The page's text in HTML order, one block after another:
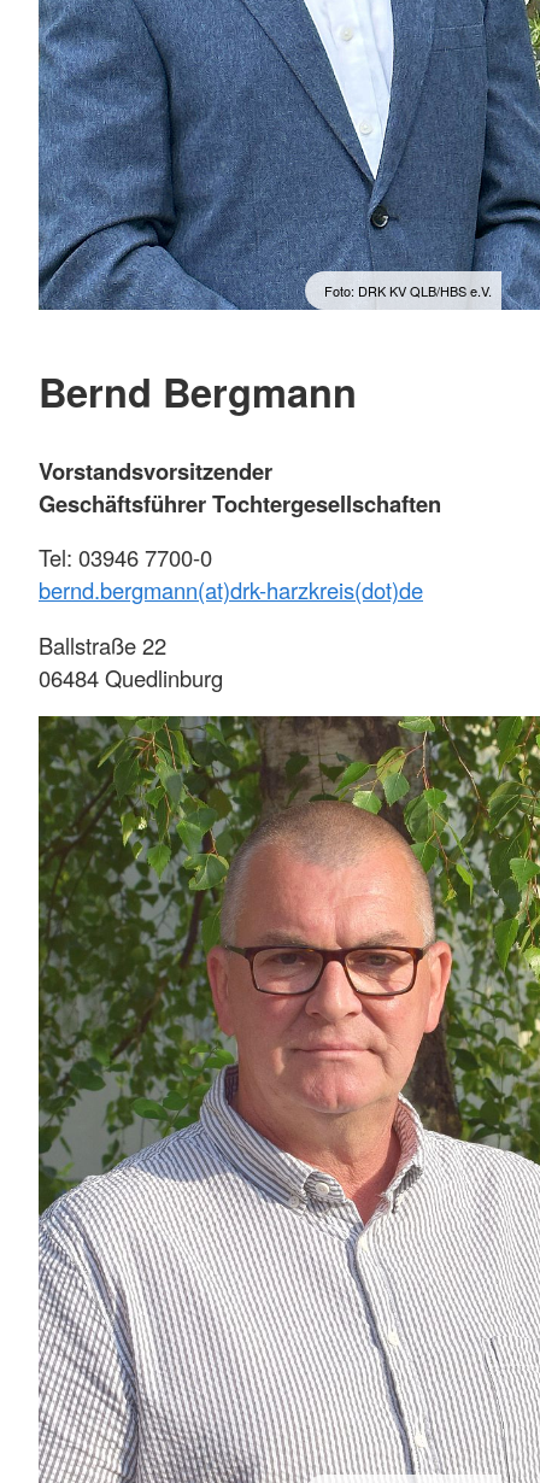
Foto: DRK KV QLB/HBS e.V.
Bernd Bergmann
Vorstandsvorsitzender
Geschäftsführer Tochtergesellschaften
Tel: 03946 7700-0
bernd.bergmann(at)drk-harzkreis(dot)de
Ballstraße 22
06484 Quedlinburg